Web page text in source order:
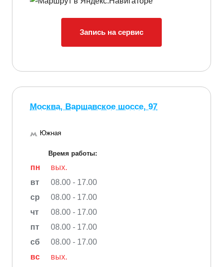
Запись на сервис
Москва, Варшавское шоссе, 97
Южная
Время работы:
пн
вых.
вт
08.00 - 17.00
ср
08.00 - 17.00
чт
08.00 - 17.00
пт
08.00 - 17.00
сб
08.00 - 17.00
вс
вых.